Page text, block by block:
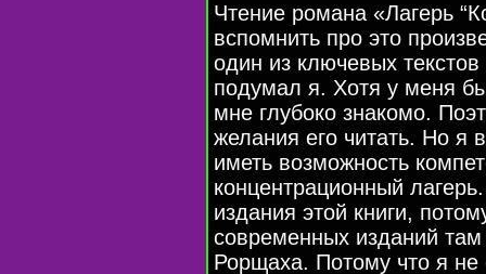
Чтение романа «Лагерь
вспомнить про это
один из ключевых
подумал я. Хотя у меня
мне глубоко знакомо.
желания его читать. Но я
иметь возможность
концентрационный
издания этой книги,
современных изданий
Рорщаха. Потому что я не